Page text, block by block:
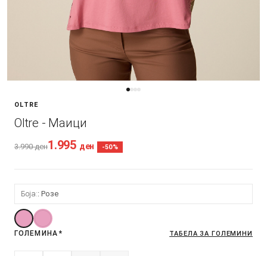
OLTRE
Oltre - Маици
3.990ден1.995 ден -50%
Боја: Розе
ГОЛЕМИНА * ТАБЕЛА ЗА ГОЛЕМИНИ